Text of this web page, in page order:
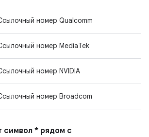
номер Qualcomm
номер MediaTek
номер NVIDIA
номер Broadcom
символ * рядом с